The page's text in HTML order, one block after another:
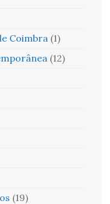
Coimbra (1)
(12)
(19)